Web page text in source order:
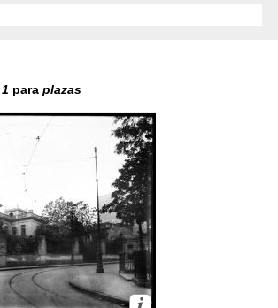
1 para plazas